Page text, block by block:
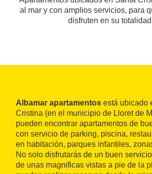
al mar y con amplios servicios, para
disfruten en su
Albamar apartamentos está ubicado
Cristina (en el municipio de Lloret de
pueden encontrar apartamentos de
con servicio de parking, piscina,
en habitación, parques infantiles,
No solo disfrutarás de un buen
de unas magnificas vistas a pie de la